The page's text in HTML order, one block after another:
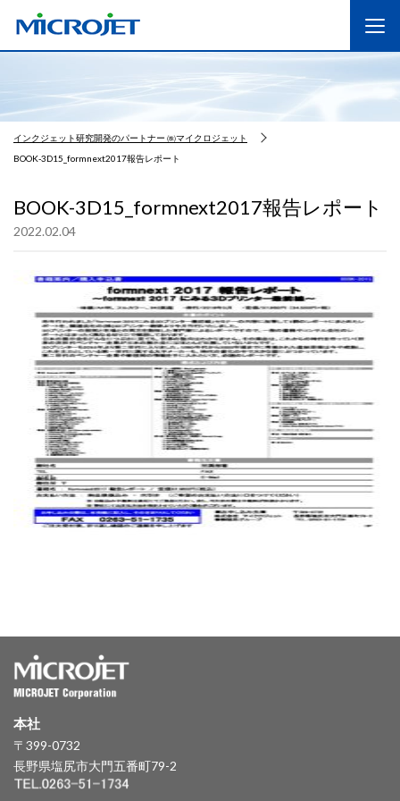
インクジェット研究開発のパートナー ㈱マイクロジェット
BOOK-3D15_formnext2017報告レポート
BOOK-3D15_formnext2017報告レポート
2022.02.04
本社
〒399-0732
長野県塩尻市大門五番町79-2